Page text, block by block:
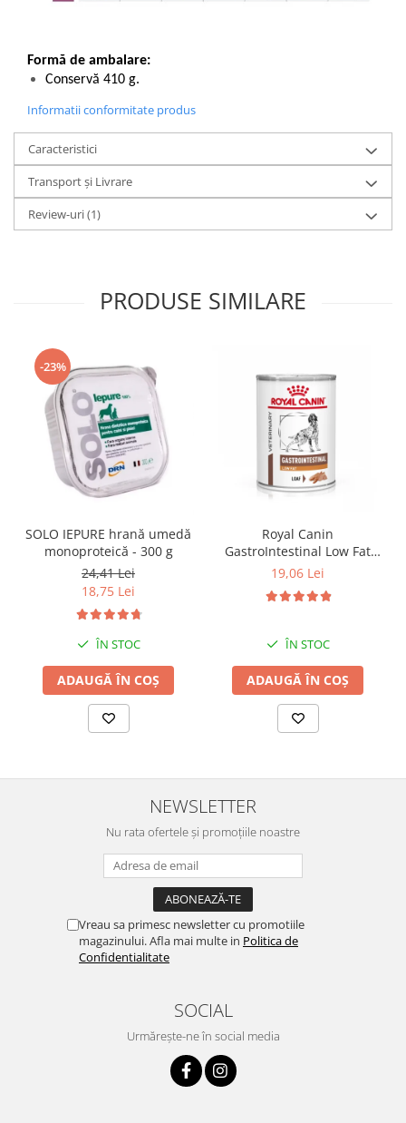
Formă de ambalare:
Conservă 410 g.
Informatii conformitate produs
Caracteristici
Transport și Livrare
Review-uri(1)
PRODUSE SIMILARE
-23%
SOLO IEPURE hrană umedă
monoproteică - 300 g
24,41 Lei
18,75 Lei
ÎN STOC
ADAUGĂ ÎN COȘ
Royal Canin
GastroIntestinal Low Fat
Dog– 420 g
19,06 Lei
ÎN STOC
ADAUGĂ ÎN COȘ
NEWSLETTER
Nu rata ofertele și promoțiile noastre
Vreau sa primesc newsletter cu promotiile
magazinului. Afla mai multe in Politica de
Confidentialitate
SOCIAL
Urmărește-ne în social media